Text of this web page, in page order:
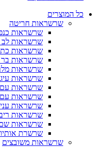
כל המוצרים
שרשראות חריטה
שרשראות
שרשראות
שרשראות
שרשראות
שרשראות
שרשראות
שרשראות
שרשראות עם
שרשראות
שרשראות
שרשראות
שרשרת
שרשראות משובצים